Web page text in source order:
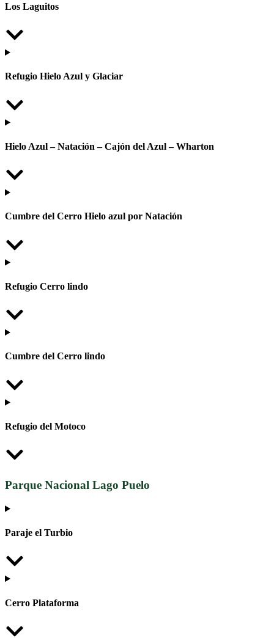
Los Laguitos
Refugio Hielo Azul y Glaciar
Hielo Azul – Natación – Cajón del Azul – Wharton
Cumbre del Cerro Hielo azul por Natación
Refugio Cerro lindo
Cumbre del Cerro lindo
Refugio del Motoco
Parque Nacional Lago Puelo
Paraje el Turbio
Cerro Plataforma